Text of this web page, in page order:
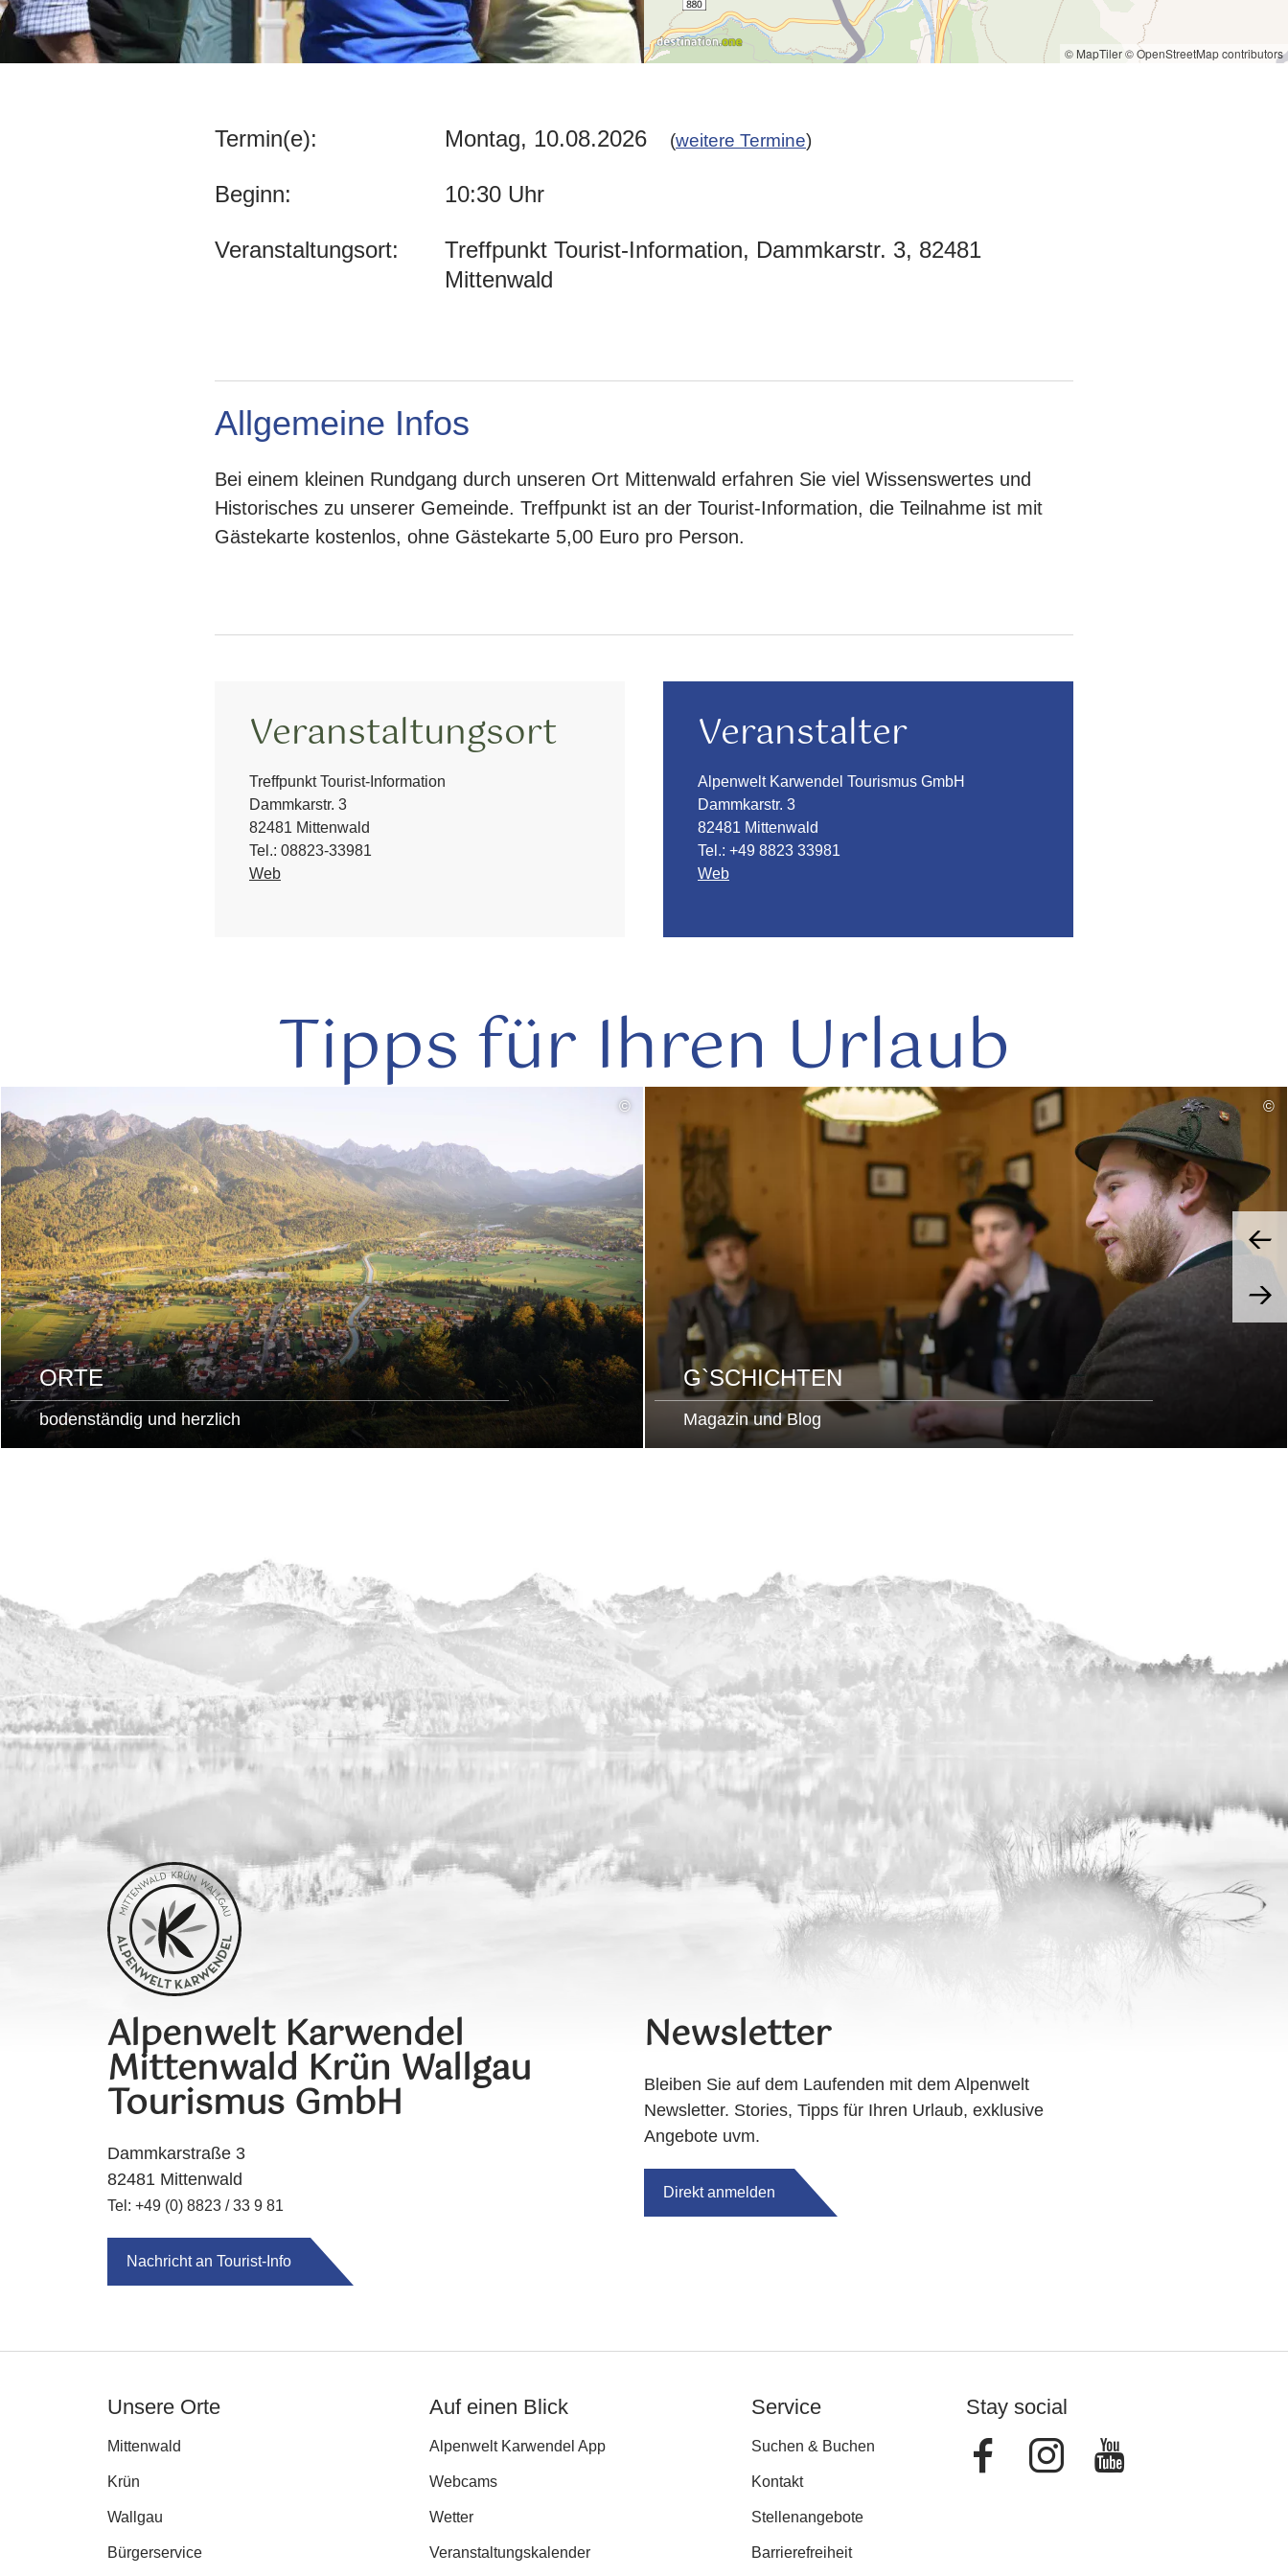
© MapTiler© OpenStreetMap contributors
Termin(e): Montag, 10.08.2026 (weitere Termine)
Beginn: 10:30 Uhr
Veranstaltungsort:
Treffpunkt Tourist-Information, Dammkarstr. 3, 82481
Mittenwald
Allgemeine Infos
Bei einem kleinen Rundgang durch unseren Ort Mittenwald erfahren Sie viel Wissenswertes und
Historisches zu unserer Gemeinde. Treffpunkt ist an der Tourist-Information, die Teilnahme ist mit
Gästekarte kostenlos, ohne Gästekarte 5,00 Euro pro Person.
Veranstaltungsort
Treffpunkt Tourist-Information
Dammkarstr. 3
82481 Mittenwald
Tel.: 08823-33981
Web
Veranstalter
Alpenwelt Karwendel Tourismus GmbH
Dammkarstr. 3
82481 Mittenwald
Tel.: +49 8823 33981
Web
Tipps für Ihren Urlaub
©
ORTE
bodenständig und herzlich
©
G`SCHICHTEN
Magazin und Blog
mehr
Alpenwelt Karwendel
Mittenwald Krün Wallgau
Tourismus GmbH
Dammkarstraße 3
82481 Mittenwald
Tel: +49 (0) 8823 / 33 9 81
Nachricht an Tourist-Info
Newsletter
Bleiben Sie auf dem Laufenden mit dem Alpenwelt
Newsletter. Stories, Tipps für Ihren Urlaub, exklusive
Angebote uvm.
Direkt anmelden
Unsere Orte
Mittenwald
Krün
Wallgau
Bürgerservice
Auf einen Blick
Alpenwelt Karwendel App
Webcams
Wetter
Veranstaltungs­kalender
Service
Suchen & Buchen
Kontakt
Stellenangebote
Barrierefreiheit
Stay social
FacebookInstagram